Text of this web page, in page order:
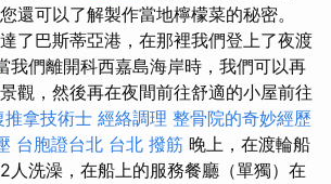
還可以了解製作當地檸檬菜的秘密。
了巴斯蒂亞港，在那裡我們登上了夜渡
我們離開科西嘉島海岸時，我們可以再
觀，然後再在夜間前往舒適的小屋前往
推拿技術士 經絡調理 整骨院的奇妙經歷
台胞證台北 台北 撥筋 晚上，在渡輪船
人洗澡，在船上的服務餐廳（單獨）在